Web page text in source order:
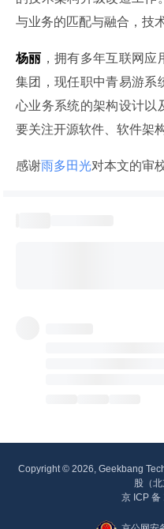
与业务的匹配与融合，技
杨丽 ，拥有多年互联网
集团，现任职中青易游系
心业务系统的架构设计以
要关注开源软件、软件架
感谢雨多田光对本文的审校
Copyright © 2026, Geekbang
股（
京 ICP 备